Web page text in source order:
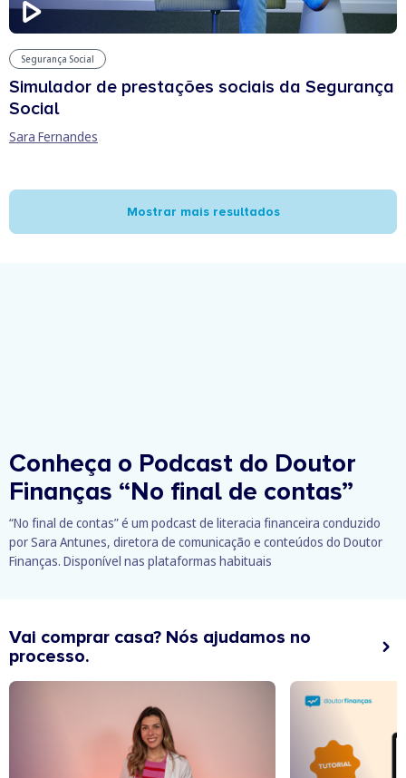
Segurança Social
Simulador de prestações sociais da Segurança
Social
Sara Fernandes
Mostrar mais resultados
Conheça o Podcast do Doutor
Finanças “No final de contas”
“No final de contas” é um podcast de literacia financeira conduzido
por Sara Antunes, diretora de comunicação e conteúdos do Doutor
Finanças. Disponível nas plataformas habituais
Vai comprar casa? Nós ajudamos no
processo.